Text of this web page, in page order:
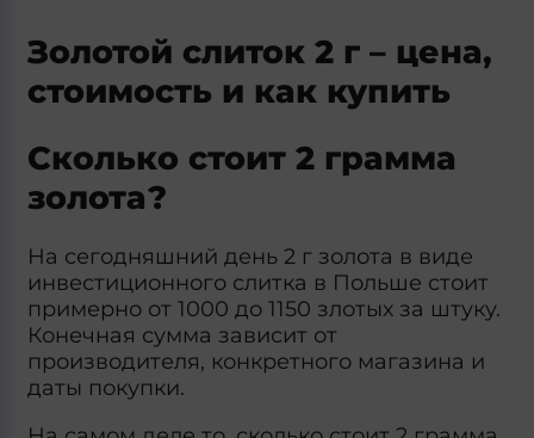
Золотой слиток 2 г – цена,
стоимость и как купить
Сколько стоит 2 грамма
золота?
На сегодняшний день 2 г золота в виде
инвестиционного слитка в Польше стоит
примерно от 1000 до 1150 злотых за штуку.
Конечная сумма зависит от
производителя, конкретного магазина и
даты покупки.